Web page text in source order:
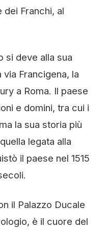
dei Franchi, al
si deve alla sua
Francigena, la
a Roma. Il paese
e domini, tra cui i
la sua storia più
legata alla
il paese nel 1515
il Palazzo Ducale
è il cuore del